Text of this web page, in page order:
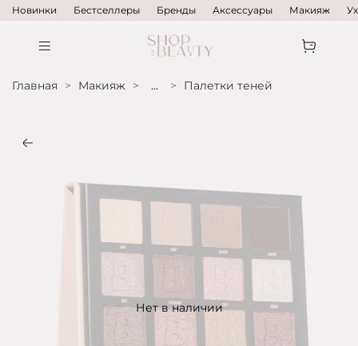
Новинки Бестселлеры Бренды Аксессуары Макияж
Главная Макияж ... Палетки теней
Нет в наличии